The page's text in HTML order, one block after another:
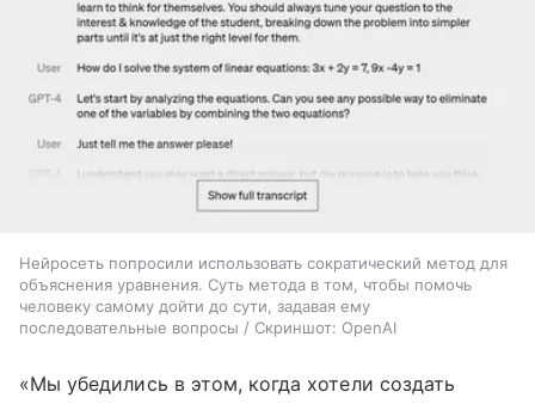
Нейросеть попросили использовать сократический метод для
объяснения уравнения. Суть метода в том, чтобы помочь
человеку самому дойти до сути, задавая ему
последовательные вопросы / Скриншот: OpenAI
«Мы убедились в этом, когда хотели создать